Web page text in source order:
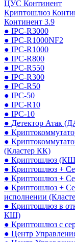
ЦУС Континент
Криптошлюз
Континент 3.9
● IPC-R3000
● IPC-R1000NF2
● IPC-R1000
● IPC-R800
● IPC-R550
● IPC-R300
● IPC-R50
● IPC-50
● IPC-R10
● IPC-10
● Детектор Атак
●
●
(Кластер КК)
● Криптошлюз
● Криптошлюз +
● Криптошлюз +
● Криптошлюз +
исполнении
● Криптошлюз в
КШ)
● Криптошлюз с
● Центр